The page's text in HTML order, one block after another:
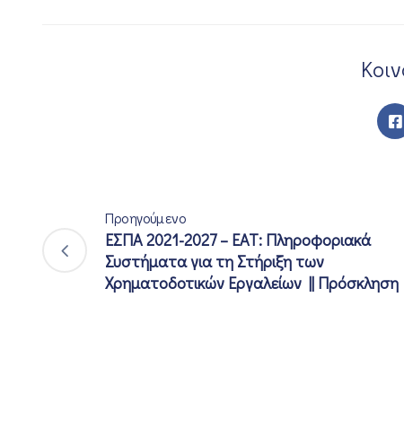
Προηγούμενο
ΕΣΠΑ 2021-2027 – ΕΑΤ: Πληροφοριακά
Συστήματα για τη Στήριξη των
Χρηματοδοτικών Εργαλείων || Πρόσκληση